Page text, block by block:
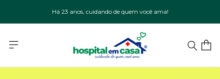
Há 23 anos, cuidando de quem você ama!